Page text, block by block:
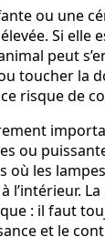
ou une
Si elle
peut
toucher la
risque de
ou
où les
l’intérieur.
: il faut
et le